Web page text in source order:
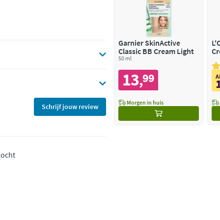
Schrijf jouw review
Garnier SkinActive
Classic BB Cream Light
50 ml
13,99
Morgen in huis